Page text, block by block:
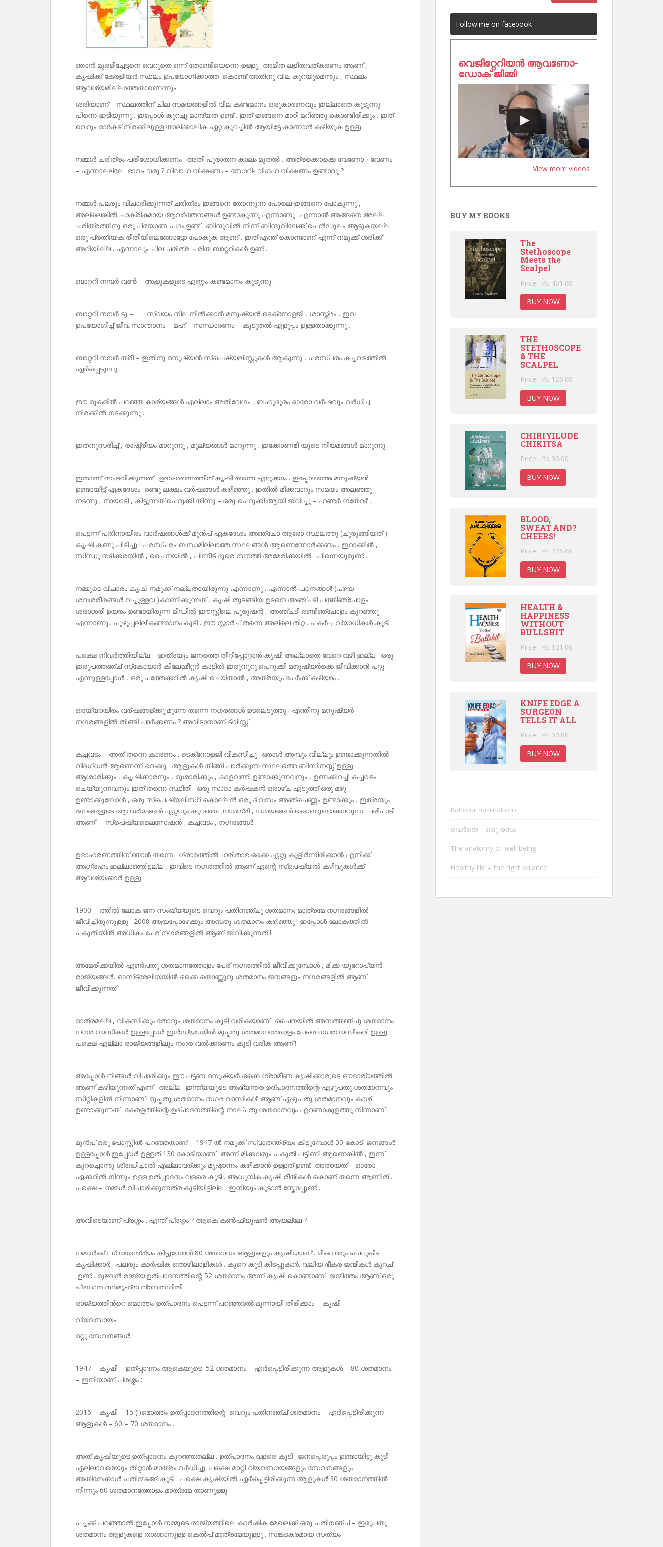
ഞാൻ മുരളിച്ചേട്ടനെ വെറുതെ ഒന്ന് തോണ്ടിയെന്നെ ഉള്ളു . അമിത ലളിതവത്കരണം ആണ് ,
കൃഷിക്ക് കേരളീയർ സ്ഥലം ഉപയോഗിക്കാത്ത കൊണ്ട് അതിനു വില കുറയുമെന്നും , സ്ഥലം
ആവശ്യമില്ലാത്തതാണെന്നും .
ശരിയാണ് – സ്ഥലത്തിന് ചില സമയങ്ങളിൽ വില കണ്ടമാനം ഒരുകാരണവും ഇല്ലാതെ കൂടുന്നു .
പിന്നെ ഇടിയുന്നു . ഇപ്പോൾ കുറച്ചു മാന്ദ്യത ഉണ്ട് . ഇത് ഇങ്ങനെ മാറി മറിഞ്ഞു കൊണ്ടിരിക്കും . ഇത്
വെറും മാർകട് നിരക്കിലുള്ള താല്ക്കാലിക ഏറ്റ കുറച്ചിൽ ആയിട്ടേ കാണാൻ കഴിയുക ഉള്ളു .
നമ്മൾ ചരിത്രം പരിശോധിക്കണം . അതി പുരാതന കാലം മുതൽ . അത്രക്കൊക്കെ വേണോ ? വേണം
– എന്നാലല്ലേ ഭാവം വരൂ ? വിവാഹ വീക്ഷണം – സോറി- വിഗഹ വീക്ഷണം ഉണ്ടാവൂ ?
നമ്മൾ പലരും വിചാരിക്കുന്നത് ചരിത്രം ഇങ്ങനെ തോന്നുന്ന പോലെ ഇങ്ങനെ പോകുന്നു ,
അല്ലെങ്കിൽ ചാക്രികമായ ആവർത്തനങ്ങൾ ഉണ്ടാകുന്നു എന്നാണു . എന്നാൽ അങ്ങനെ അല്ല .
ചരിത്രത്തിനു ഒരു പ്രയാണ പഥം ഉണ്ട് . ബിന്ദുവിൽ നിന്ന് ബിന്ദുവിലേക്ക് പെൻഡുലം ആടുകയല്ല .
ഒരു പ്രത്യേക രീതിയിലെങ്ങോട്ടോ പോകുക ആണ് . ഇത് എന്ത് കൊണ്ടാണ് എന്ന് നമുക്ക് ശരിക്ക്
അറിയില്ല . എന്നാലും ചില ചരിത്ര ചരിത ബാറ്ററികൾ ഉണ്ട് .
ബാറ്ററി നമ്പർ വൺ – ആളുകളുടെ എണ്ണം കണ്ടമാനം കൂടുന്നു .
ബാറ്ററി നമ്പർ ടു – സ്വയം നില നിൽക്കാൻ മനുഷ്യൻ ടെക്‌നോളജി , ശാസ്ത്രം , ഇവ
ഉപയോഗിച്ച് ജീവ സാന്താനം – മഹ് – സന്ധാരണം – കൂടുതൽ എളുപ്പം ഉള്ളതാക്കുന്നു .
ബാറ്ററി നമ്പർ ത്രീ – ഇതിനു മനുഷ്യൻ സ്പെഷ്യലിസ്റ്റുകൾ ആകുന്നു , പരസ്പരം കച്ചവടത്തിൽ
ഏർപ്പെടുന്നു .
ഈ മുകളിൽ പറഞ്ഞ കാര്യങ്ങൾ എല്ലാം അതിവേഗം , ബഹുദൂരം ഓരോ വർഷവും വർധിച്ച
നിരക്കിൽ നടക്കുന്നു .
ഇതനുസരിച്ച് , രാഷ്ട്രീയം മാറുന്നു , മൂല്യങ്ങൾ മാറുന്നു , ഇക്കോണമി യുടെ നിയമങ്ങൾ മാറുന്നു .
ഇതാണ് സംഭവിക്കുന്നത് . ഉദാഹരണത്തിന് കൃഷി തന്നെ എടുക്കാം . ഇപ്പോഴത്തെ മനുഷ്യൻ
ഉണ്ടായിട്ട് ഏകദേശം രണ്ടു ലക്ഷം വർഷങ്ങൾ കഴിഞ്ഞു . ഇതിൽ മിക്കവാറും സമയം അലഞ്ഞു
നടന്നു , നായാടി , കിട്ടുന്നത് പെറുക്കി തിന്നു – ഒരു പെറുക്കി ആയി ജീവിച്ചു – ഹണ്ടർ ഗതേറർ ,
പെട്ടന്ന് പതിനായിരം വാർഷങ്ങൾക്ക് മുൻപ് ഏകദേശം അഞ്ചോ ആരോ സ്ഥലത്തു (ചുരുങ്ങിയത് )
കൃഷി കണ്ടു പിടിച്ചു ! പരസ്പരം ബന്ധമില്ലാത്ത സ്ഥലങ്ങൾ ആണെന്നോർക്കണം . ഇറാക്കിൽ ,
സിന്ധു നദിക്കരയിൽ , ചൈനയിൽ , പിന്നീട് ദൂരെ സൗത്ത് അമേരിക്കയിൽ . പിന്നെയുമുണ്ട് .
നമ്മുടെ വിചാരം കൃഷി നമുക്ക് നല്ലതായിരുന്നു എന്നാണു . എന്നാൽ പഠനങ്ങൾ (പഴയ
ശവശരീരങ്ങൾ വച്ചുള്ളവ )കാണിക്കുന്നത് , കൃഷി തുടങ്ങിയ ഉടനെ അഞ്ചടി പത്തിഞ്ചോളം
ശരാശരി ഉയരം ഉണ്ടായിരുന്ന മിഡിൽ ഈസ്റ്റിലെ പുരുഷൻ , അഞ്ചടി രണ്ടിഞ്ചോളം കുറഞ്ഞു
എന്നാണു . പുഴുപ്പല്ല് കണ്ടമാനം കൂടി . ഈ സ്റ്റാർച് തന്നെ അല്ലെ തീറ്റ . പകർച്ച വ്യാധികൾ കൂടി .
പക്ഷെ നിവർത്തിയില്ല – ഇത്രയും ജനത്തെ തീറ്റിപ്പോറ്റാൻ കൃഷി അല്ലാതെ വേറെ വഴി ഇല്ല . ഒരു
ഇരുപത്തഞ്ച് സ്‌കോയാർ കിലോമീറ്റർ കാട്ടിൽ ഇരുനൂറു പെറുക്കി മനുഷ്യർക്കെ ജീവിക്കാൻ പറ്റൂ
എന്നുള്ളപ്പോൾ , ഒരു പത്തേക്കറിൽ കൃഷി ചെയ്‌താൽ , അത്രയും പേർക്ക് കഴിയാം .
ഒരയ്യായിരം വര്ഷങ്ങള്ക്കു മുന്നേ തന്നെ നഗരങ്ങൾ ഉടലെടുത്തു . എന്തിനു മനുഷ്യർ
നഗരങ്ങളിൽ തിങ്ങി പാർക്കണം ? അവിടാനാണ് ട്വിസ്റ്റ് .
കച്ചവടം – അത് തന്നെ കാരണം . ടെക്‌നോളജി വികസിച്ചു . ഒരാൾ അമ്പും വില്ലും ഉണ്ടാക്കുന്നതിൽ
വിദഗ്ധൻ ആണെന്ന് വെക്കൂ . ആളുകൾ തിങ്ങി പാർക്കുന്ന സ്ഥലത്തെ ബിസിനസ്സ് ഉള്ളു .
ആശാരിക്കും , കൃഷിക്കാരനും , മൂശാരിക്കും , കാളവണ്ടി ഉണ്ടാക്കുന്നവനും , ഉണക്കിറച്ചി കച്ചവടം
ചെയ്യുന്നവനും ഇത് തന്നെ സ്ഥിതി . ഒരു സാദാ കർഷകൻ ഒരാഴ്ച എടുത്ത് ഒരു മഴു
ഉണ്ടാക്കുമ്പോൾ , ഒരു സ്പെഷ്യലിസ്റ് കൊല്ലൻ ഒരു ദിവസം അഞ്ചെണ്ണം ഉണ്ടാക്കും . ഇത്രയും
ജനങ്ങളുടെ ആവശ്യങ്ങൾ ഏറ്റവും കുറഞ്ഞ സാമഗ്രി , സമയങ്ങൾ കൊണ്ടുണ്ടാക്കാവുന്ന പരിപാടി
ആണ് – സ്പെഷ്യലൈസേഷൻ , കച്ചവടം , നഗരങ്ങൾ .
ഉദാഹരണത്തിന് ഞാൻ തന്നെ . ഗ്രാമത്തിൽ ഹരിതാഭ ഒക്കെ ഏറ്റു കുളിർന്നിരിക്കാൻ എനിക്ക്
ആഗ്രഹം ഇല്ലാഞ്ഞിട്ടല്ല , ഇവിടെ നഗരത്തിൽ ആണ് എന്റെ സ്‌പെഷ്യൽ കഴിവുകൾക്ക്
ആവശ്യക്കാർ ഉള്ളു .
1900 – ത്തിൽ ലോക ജന സംഖ്യയുടെ വെറും പതിനഞ്ചു ശതമാനം മാത്രമേ നഗരങ്ങളിൽ
ജീവിച്ചിരുന്നുള്ളു . 2008 ആയപ്പോഴേക്കും അമ്പതു ശതമാനം കഴിഞ്ഞു ! ഇപ്പോൾ ലോകത്തിൽ
പകുതിയിൽ അധികം പേര് നഗരങ്ങളിൽ ആണ് ജീവിക്കുന്നത് !
അമേരിക്കയിൽ എൺപതു ശതമാനത്തോളം പേര് നഗരത്തിൽ ജീവിക്കുമ്പോൾ , മിക്ക യൂറോപ്യൻ
രാജ്യങ്ങൾ, ഓസ്‌ട്രേലിയയിൽ ഒക്കെ തൊണ്ണൂറു ശതമാനം ജനങ്ങളും നഗരങ്ങളിൽ ആണ്
ജീവിക്കുന്നത് !
മാത്രമല്ല , വികസിക്കും തോറും ശതമാനം കൂടി വരികയാണ് . ചൈനയിൽ അമ്പത്തഞ്ചു ശതമാനം
നഗര വാസികൾ ഉള്ളപ്പോൾ ഇൻഡ്യായിൽ മുപ്പതു ശതമാനത്തോളം പേരെ നഗരവാസികൾ ഉള്ളു .
പക്ഷെ എല്ലാ രാജ്യങ്ങളിലും നഗര വൽക്കരണം കൂടി വരിക ആണ് !
അപ്പോൾ നിങ്ങൾ വിചാരിക്കും ഈ പട്ടണ മനുഷ്യർ ഒക്കെ ഗ്രാമീണ കൃഷിക്കാരുടെ ഔദാര്യത്തിൽ
ആണ് കഴിയുന്നത് എന്ന് . അല്ല . ഇന്ത്യയുടെ ആഭ്യന്തര ഉദ്പാദനത്തിന്റെ എഴുപതു ശതമാനവും
സിറ്റികളിൽ നിന്നാണ് ! മുപ്പതു ശതമാനം നഗര വാസികൾ ആണ് എഴുപതു ശതമാനവും കാശ്
ഉണ്ടാക്കുന്നത് . കേരളത്തിന്റെ ഉദ്പാദനത്തിന്റെ നാല്പതു ശതമാനവും എറണാകുളത്തു നിന്നാണ് !
മുൻപ് ഒരു പോസ്റ്റിൽ പറഞ്ഞതാണ് – 1947 ൽ നമുക്ക് സ്വാതന്ത്ര്യം കിട്ടുമ്പോൾ 30 കോടി ജനങ്ങൾ
ഉള്ളപ്പോൾ ഇപ്പോൾ ഉള്ളത് 130 കോടിയാണ് . അന്ന് മിക്കവരും പകുതി പട്ടിണി ആണെങ്കിൽ , ഇന്ന്
കുറച്ചൊന്നു ശ്രദ്ധിച്ചാൽ എല്ലാവര്ക്കും മൃഷ്ടാന്നം കഴിക്കാൻ ഉള്ളത് ഉണ്ട്.. അതായത് – ഓരോ
ഏക്കറിൽ നിന്നും ഉള്ള ഉത്പ്പാദനം വളരെ കൂടി . ആധുനിക കൃഷി രീതികൾ കൊണ്ട് തന്നെ ആണിത് .
പക്ഷെ – നമ്മൾ വിചാരിക്കുന്നത്ര കൂടിയിട്ടില്ല . ഇനിയും കൂടാൻ സ്കോപ്പുണ്ട് .
അവിടെയാണ് പ്രശ്നം . എന്ത് പ്രശ്നം ? ആകെ കൺഫ്യൂഷൻ ആയല്ലേ ?
നമ്മൾക്ക് സ്വാതന്ത്ര്യം കിട്ടുമ്പോൾ 80 ശതമാനം ആളുകളും കൃഷിയാണ് . മിക്കവരും ചെറുകിട
കൃഷിക്കാർ . പലരും കാർഷിക തൊഴിലാളികൾ . കുറെ കുടി കിടപ്പുകാർ. വലിയ ഭീകര ജന്മികൾ കുറച്
ഉണ്ട് . മുഴവൻ രാജ്യ ഉത്പാദനത്തിന്റെ 52 ശതമാനം അന്ന് കൃഷി കൊണ്ടാണ് . ജന്മിത്തം ആണ് ഒരു
പ്രധാന സാമൂഹ്യ വ്യവസ്ഥിതി.
രാജ്യത്തിൻറെ മൊത്തം ഉത്പാദനം പെട്ടന്ന് പറഞ്ഞാൽ മൂന്നായി തിരിക്കാം – കൃഷി
വ്യവസായം
മറ്റു സേവനങ്ങൾ
1947 – കൃഷി – ഉത്പ്പാദനം ആകെയുടെ 52 ശതമാനം – ഏർപ്പെട്ടിരിക്കുന്ന ആളുകൾ – 80 ശതമാനം .
– ഇനിയാണ് പ്രശ്നം :
2016 – കൃഷി – 15 (!)മൊത്തം ഉത്പ്പാദനത്തിന്റെ വെറും പതിനഞ്ച് ശതമാനം – ഏർപ്പെട്ടിരിക്കുന്ന
ആളുകൾ – 60 – 70 ശതമാനം .
അത് കൃഷിയുടെ ഉത്പ്പാദനം കുറഞ്ഞതല്ല . ഉത്പാദനം വളരെ കൂടി . ജനപ്പെരുപ്പം ഉണ്ടായിട്ടു കൂടി
എല്ലാവരെയും തീറ്റാൻ മാത്രം വർധിച്ചു. പക്ഷെ മാറ്റി വ്യവസായങ്ങളും സേവനങ്ങളും
അതിനേക്കാൾ പതിന്മടങ്ങ് കൂടി . പക്ഷെ കൃഷിയിൽ ഏർപ്പെട്ടിരിക്കുന്ന ആളുകൾ 80 ശതമാനത്തിൽ
നിന്നും 60 ശതമാനത്തോളം മാത്രമേ താണുള്ളൂ .
പച്ചക്ക് പറഞ്ഞാൽ ഇപ്പോൾ നമ്മുടെ രാജ്യത്തിലെ കാർഷിക മേഖലക്ക് ഒരു പതിനഞ്ച് – ഇരുപതു
ശതമാനം ആളുകളെ താങ്ങാനുള്ള കെൽപ് മാത്രമേയുള്ളു . സങ്കടകരമായ സത്യം
Follow me on facebook
വെജിറ്റേറിയൻ ആവണോ-
ഡോക് ജിമ്മി
View more videos
BUY MY BOOKS
The
Stethoscope
Meets the
Scalpel
Price : Rs 401.00
BUY NOW
THE
STETHOSCOPE
& THE
SCALPEL
Price : Rs 125.00
BUY NOW
CHIRIYILUDE
CHIKITSA
Price : Rs 90.00
BUY NOW
BLOOD,
SWEAT AND?
CHEERS!
Price : Rs 225.00
BUY NOW
HEALTH &
HAPPINESS
WITHOUT
BULLSHIT
Price : Rs 121.00
BUY NOW
KNIFE EDGE A
SURGEON
TELLS IT ALL
Price : Rs 00.00
BUY NOW
Rational ruminations
വെർതെ – ഒരു രസം
The anatomy of well-being
Healthy life – the right balance